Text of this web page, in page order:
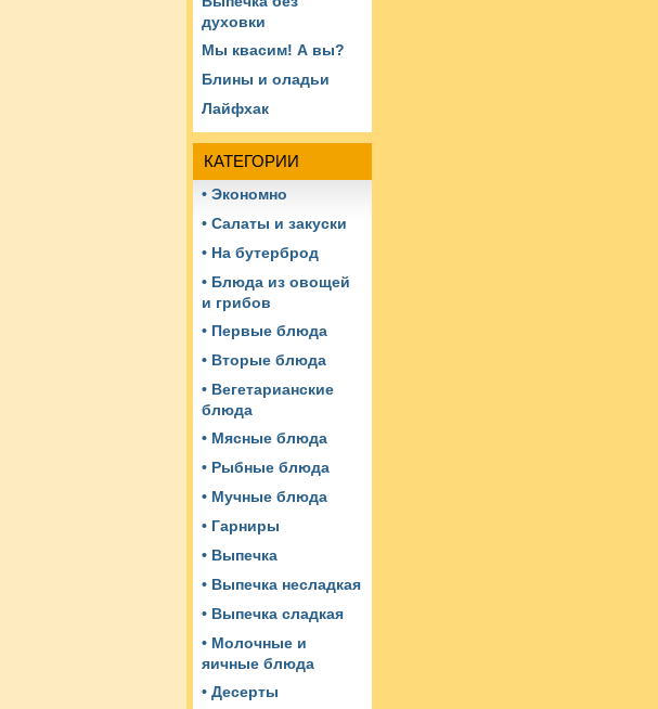
духовки
Мы квасим! А вы?
Блины и оладьи
Лайфхак
КАТЕГОРИИ
• Экономно
• Салаты и закуски
• На бутерброд
• Блюда из овощей
и грибов
• Первые блюда
• Вторые блюда
• Вегетарианские
блюда
• Мясные блюда
• Рыбные блюда
• Мучные блюда
• Гарниры
• Выпечка
• Выпечка несладкая
• Выпечка сладкая
• Молочные и
яичные блюда
• Десерты